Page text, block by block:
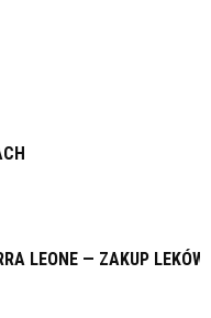
LEONE — ZAKUP LEKÓW